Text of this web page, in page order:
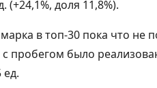
(+24,1%, доля 11,8%).
в топ-30 пока что
пробегом было
ед.